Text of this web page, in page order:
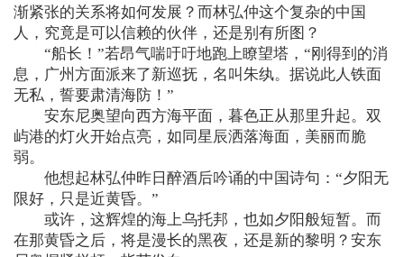
渐紧张的关系将如何发展？而林弘仲这个复杂的中国
人，究竟是可以信赖的伙伴，还是别有所图？
“船长！”若昂气喘吁吁地跑上瞭望塔，“刚得到的消
息，广州方面派来了新巡抚，名叫朱纨。据说此人铁面
无私，誓要肃清海防！”
安东尼奥望向西方海平面，暮色正从那里升起。双
屿港的灯火开始点亮，如同星辰洒落海面，美丽而脆
弱。
他想起林弘仲昨日醉酒后吟诵的中国诗句：“夕阳无
限好，只是近黄昏。”
或许，这辉煌的海上乌托邦，也如夕阳般短暂。而
在那黄昏之后，将是漫长的黑夜，还是新的黎明？安东